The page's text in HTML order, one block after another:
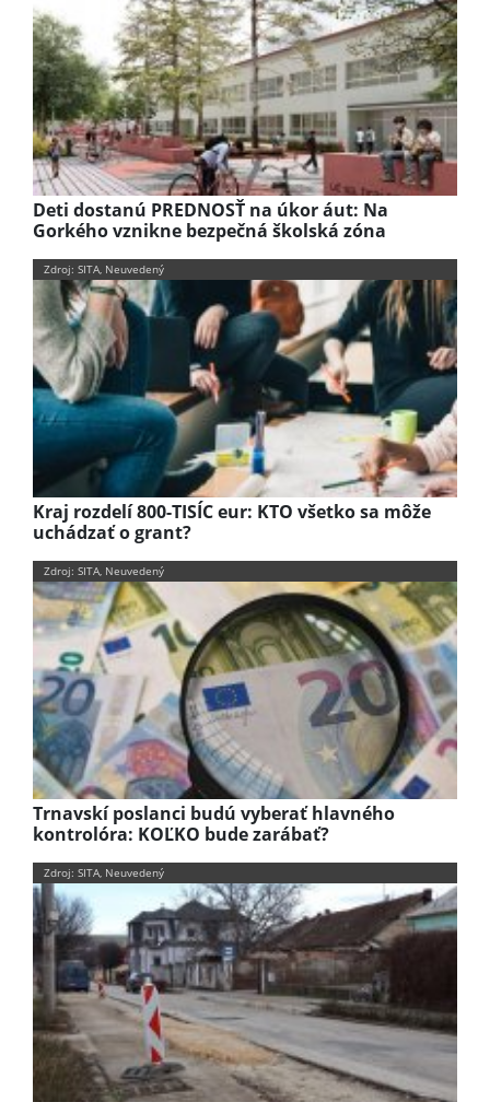
Deti dostanú PREDNOSŤ na úkor áut: Na
Gorkého vznikne bezpečná školská zóna
Zdroj: SITA, Neuvedený
Kraj rozdelí 800-TISÍC eur: KTO všetko sa môže
uchádzať o grant?
Zdroj: SITA, Neuvedený
Trnavskí poslanci budú vyberať hlavného
kontrolóra: KOĽKO bude zarábať?
Zdroj: SITA, Neuvedený